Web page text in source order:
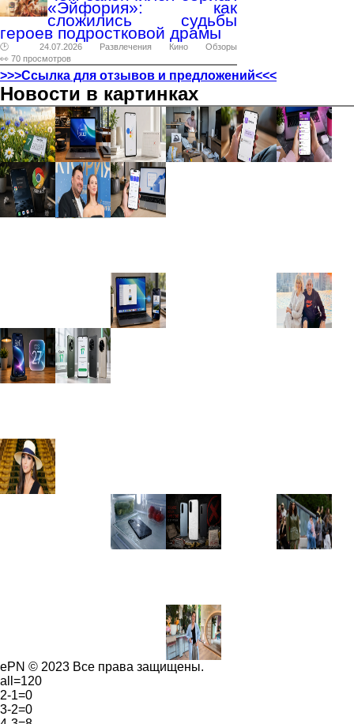
«Эйфория»: как
сложились судьбы
героев подростковой драмы
🕑 24.07.2026 Развлечения Кино
Обзоры
👀 70 просмотров
>>>Ссылка для отзывов и предложений<<<
Новости в картинках
ePN © 2023 Все права защищены.
all=120
2-1=0
3-2=0